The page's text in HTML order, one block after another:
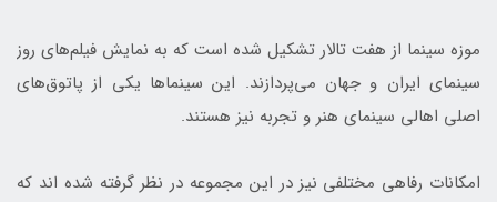
موزه سینما از هفت تالار تشکیل شده است که به نمایش فیلم‌های روز
سینمای ایران و جهان می‌پردازند. این سینماها یکی از پاتوق‌های
اصلی اهالی سینمای هنر و تجربه نیز هستند.
امکانات رفاهی مختلفی نیز در این مجموعه در نظر گرفته شده اند که